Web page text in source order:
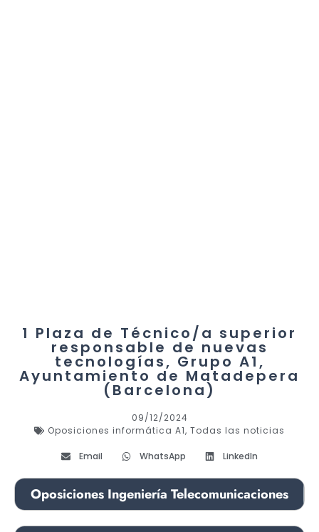
1 Plaza de Técnico/a superior
responsable de nuevas
tecnologías, Grupo A1,
Ayuntamiento de Matadepera
(Barcelona)
09/12/2024
Oposiciones informática A1, Todas las noticias
Email WhatsApp LinkedIn
Oposiciones Ingeniería Telecomunicaciones